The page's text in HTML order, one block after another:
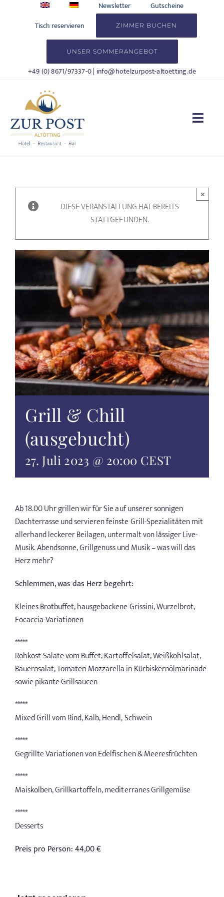
Newsletter
Gutscheine
Tisch reservieren
ZIMMER BUCHEN
UNSER SOMMERANGEBOT
+49 (0) 8671/97337-0| info@hotelzurpost-altoetting.de
WOHNEN
TAGUNGEN & FEIERN
ALTÖTTING & UMGEBUNG
WISSENSWERTES
GUTSCHEINE
ANGEBOTE
DIESE VERANSTALTUNG HAT BEREITS
STATTGEFUNDEN.
×
Grill & Chill
(ausgebucht)
27. Juli 2023 @ 20:00 CEST
Ab 18.00 Uhr grillen wir für Sie auf unserer sonnigen
Dachterrasse und servieren feinste Grill-Spezialitäten mit
allerhand leckerer Beilagen, untermalt von lässiger Live-
Musik. Abendsonne, Grillgenuss und Musik – was will das
Herz mehr?
Schlemmen, was das Herz begehrt:
Kleines Brotbuffet, hausgebackene Grissini, Wurzelbrot,
Focaccia-Variationen
*****
Rohkost-Salate vom Buffet, Kartoffelsalat, Weißkohlsalat,
Bauernsalat, Tomaten-Mozzarella in Kürbiskernölmarinade
sowie pikante Grillsaucen
*****
Mixed Grill vom Rind, Kalb, Hendl, Schwein
*****
Gegrillte Variationen von Edelfischen & Meeresfrüchten
*****
Maiskolben, Grillkartoffeln, mediterranes Grillgemüse
*****
Desserts
Preis pro Person: 44,00 €